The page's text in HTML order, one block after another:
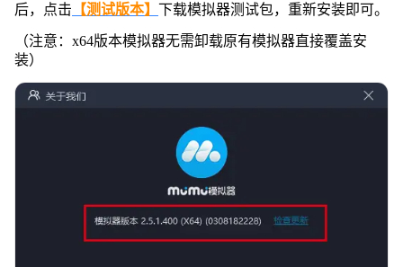
后，点击 【测试版本】 下载模拟器测试包，重新安装即可。
（注意：x64版本模拟器无需卸载原有模拟器直接覆盖安
装）